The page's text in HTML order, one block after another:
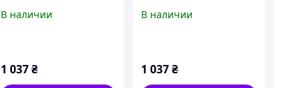
абрикосовый
В наличии
1 037₴
В наличии
1 037₴